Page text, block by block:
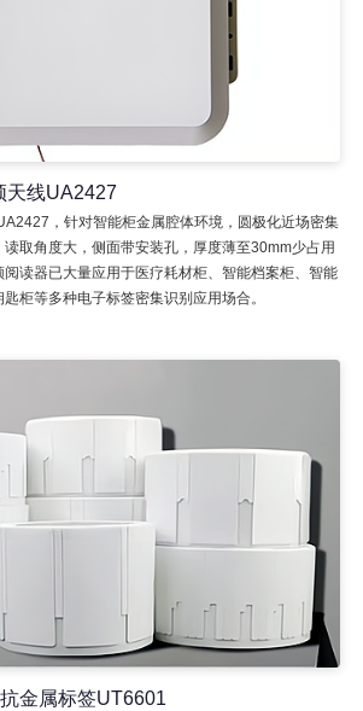
天线UA2427
，针对智能柜金属腔体环境，圆极化近场密集
取角度大，侧面带安装孔，厚度薄至30mm少占用
读器已大量应用于医疗耗材柜、智能档案柜、智能
柜等多种电子标签密集识别应用场合。
金属标签UT6601